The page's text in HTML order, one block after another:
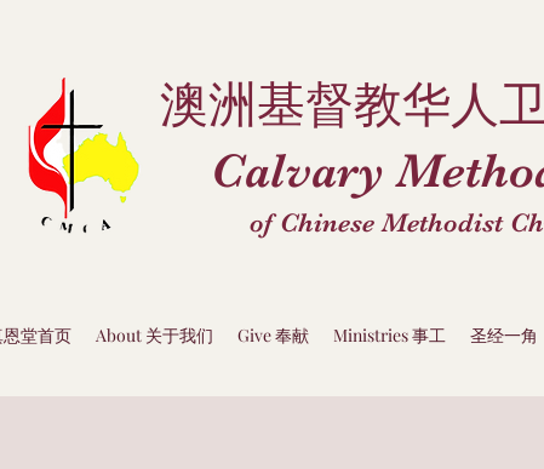
澳洲基督教华人
Calvary
of Chinese Methodist
堂首页 About 关于我们 Give 奉献 Ministries 事工 圣经一角